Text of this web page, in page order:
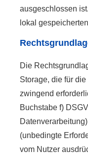
ausgeschlossen
lokal
Die
Storage, die für
zwingend
Buchstabe f)
(unbedingte
vom Nutzer